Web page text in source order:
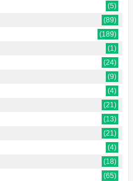
(5)
(89)
(189)
(1)
(24)
(9)
(4)
(21)
(13)
(21)
(4)
(18)
(65)